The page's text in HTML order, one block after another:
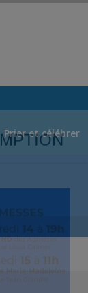
Prier et célébrer